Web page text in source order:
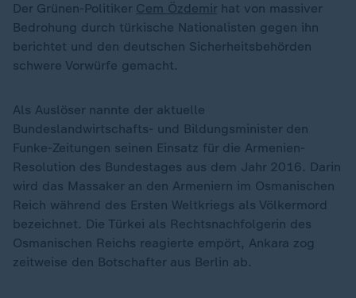
Der Grünen-Politiker Cem Özdemir hat von massiver
Bedrohung durch türkische Nationalisten gegen ihn
berichtet und den deutschen Sicherheitsbehörden
schwere Vorwürfe gemacht.
Als Auslöser nannte der aktuelle
Bundeslandwirtschafts- und Bildungsminister den
Funke-Zeitungen seinen Einsatz für die Armenien-
Resolution des Bundestages aus dem Jahr 2016. Darin
wird das Massaker an den Armeniern im Osmanischen
Reich während des Ersten Weltkriegs als Völkermord
bezeichnet. Die Türkei als Rechtsnachfolgerin des
Osmanischen Reichs reagierte empört, Ankara zog
zeitweise den Botschafter aus Berlin ab.